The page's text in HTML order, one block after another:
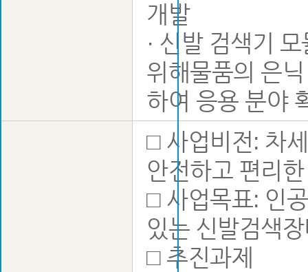
개발
· 신발 검색기
위해물품의 은
하여 응용 분야
□ 사업비전: 차
안전하고 편리
□ 사업목표: 인
있는 신발검색
□ 추진과제